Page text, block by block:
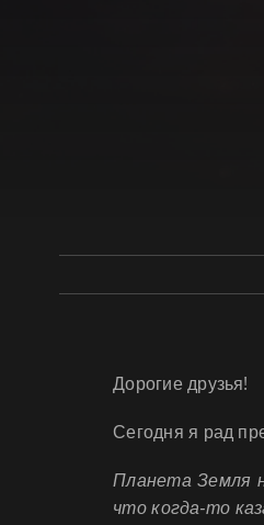
Дорогие друзья!
Сегодня я рад
Планета Земля
что когда-то